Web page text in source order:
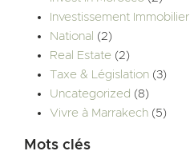
Investissement Immobilier
National (2)
Real Estate (2)
Taxe & Législation (3)
Uncategorized (8)
Vivre à Marrakech (5)
Mots clés